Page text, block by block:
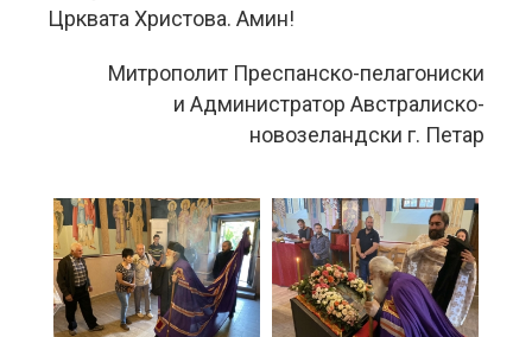
Црквата Христова. Амин!
Митрополит Преспанско-пелагониски
и Администратор Австралиско-
новозеландски г. Петар